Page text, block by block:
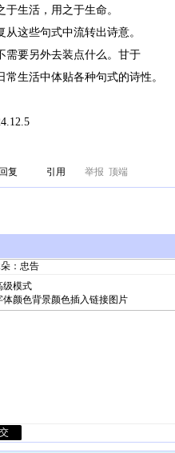
于生活，用之于生命。
从这些句式中流转出诗意。
需要另外去装点什么。甘于
常生活中体贴各种句式的诗性。
回复 引用 举报 顶端
级模式
体颜色背景颜色插入链接图片